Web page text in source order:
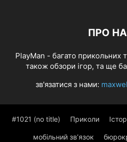
ПРО
PlayMan - багато прикольних
також обзори ігор, та ще
зв'язатися з нами:
#1021 (no title) Приколи
мобільний зв’язок